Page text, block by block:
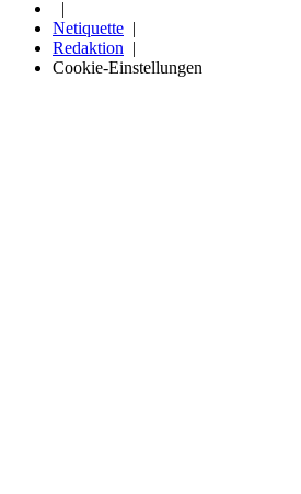
Netiquette
Redaktion
Cookie-Einstellungen